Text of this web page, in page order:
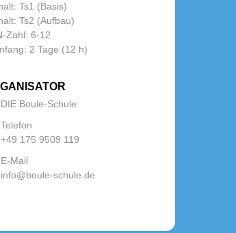
Ts1 (Basis)
Ts2 (Aufbau)
Zahl: 6-12
2 Tage (12 h)
DIE Boule-Schule
Telefon
+49 175 9509 119
E-Mail
info@boule-schule.de